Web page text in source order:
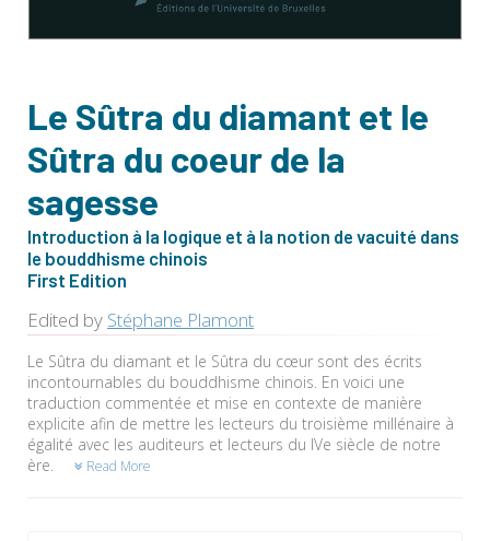
Le Sûtra du diamant et le
Sûtra du coeur de la
sagesse
Introduction à la logique et à la notion de vacuité dans
le bouddhisme chinois
First Edition
Edited by Stéphane Plamont
Le Sûtra du diamant et le Sûtra du cœur sont des écrits
incontournables du bouddhisme chinois. En voici une
traduction commentée et mise en contexte de manière
explicite afin de mettre les lecteurs du troisième millénaire à
égalité avec les auditeurs et lecteurs du IVe siècle de notre
ère.
Read More